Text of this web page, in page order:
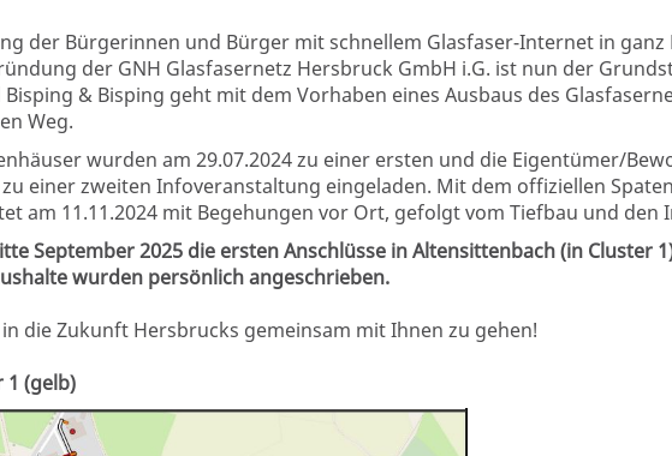
der Bürgerinnen und Bürger mit schnellem Glasfaser-Internet in
der GNH Glasfasernetz Hersbruck GmbH i.G. ist nun der
& Bisping geht mit dem Vorhaben eines Ausbaus des
Weg.
wurden am 29.07.2024 zu einer ersten und die Eigentümer/
einer zweiten Infoveranstaltung eingeladen. Mit dem offiziellen
am 11.11.2024 mit Begehungen vor Ort, gefolgt vom Tiefbau und den
September 2025 die erstenAnschlüsse in Altensittenbach (in Cluster
wurden persönlich angeschrieben.
die Zukunft Hersbrucks gemeinsam mit Ihnen zu gehen!
1 (gelb)